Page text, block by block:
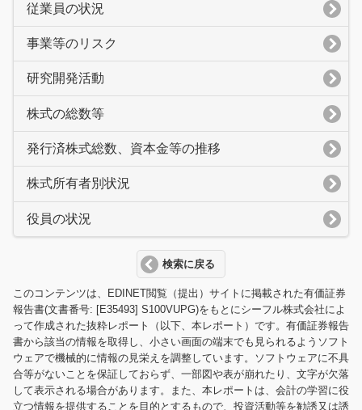
従業員の状況
事業等のリスク
研究開発活動
株式の総数等
発行済株式総数、資本金等の推移
株式所有者別状況
役員の状況
検索に戻る
このコンテンツは、EDINET閲覧（提出）サイトに掲載された有価証券
報告書(文書番号: [E35493] S100VUPG)をもとにシーフル株式会社によ
って作成された抜粋レポート（以下、本レポート）です。有価証券報告
書から該当の情報を取得し、小さい画面の端末でも見られるようソフト
ウェアで機械的に情報の見栄えを調整しています。ソフトウェアに不具
合等がないことを保証しておらず、一部図や表が崩れたり、文字が欠落
して表示される場合があります。また、本レポートは、会計の学習に役
立つ情報を提供することを目的とするもので、投資活動等を勧誘又は誘